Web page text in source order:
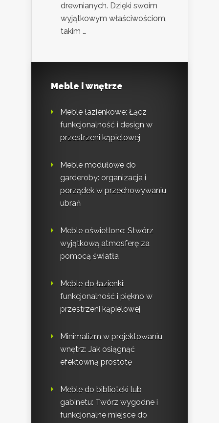
drewnianych. Dzięki swoim
wyjątkowym właściwościom,
takim …
Meble i wnętrze
Meble łazienkowe: Łącz
funkcjonalność i design w
przestrzeni kąpielowej
Meble modułowe do
garderoby: organizacja i
porządek w przechowywaniu
ubrań
Meble oświetlone: Stwórz
wyjątkową atmosferę za
pomocą światła
Meble do łazienki:
funkcjonalność i piękno w
przestrzeni kąpielowej
Minimalizm w projektowaniu
wnętrz: Jak osiągnąć
efektowną prostotę
Meble do biblioteki lub
gabinetu: Twórz wygodne i
funkcjonalne miejsce do